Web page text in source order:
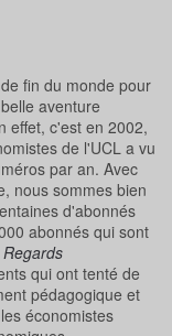
fin du monde pour
belle aventure
effet, c'est en 2002,
de l'UCL a vu
par an. Avec
nous sommes bien
d'abonnés
abonnés qui sont
Regards
qui ont tenté de
pédagogique et
économistes